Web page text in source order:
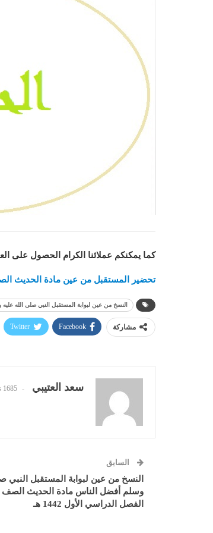
كما يمكنكم عملائنا الكرام الحصول على
تحضير المستقبل من عين مادة الحديث الصف
النسخ من عين لبوابة المستقبل النبي صلى الله عليه
مشاركة Facebook
Twitter
سعد العتيبي 1685 Posts
السابق
النسخ من عين لبوابة المستقبل النبي
وسلم أفضل الناس مادة الحديث الصف
الفصل الدراسي الأول 1442 هـ